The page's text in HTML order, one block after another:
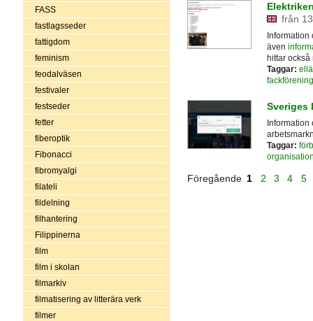
FASS
fastlagsseder
fattigdom
feminism
feodalväsen
festivaler
festseder
fetter
fiberoptik
Fibonacci
fibromyalgi
filateli
fildelning
filhantering
Filippinerna
film
film i skolan
filmarkiv
filmatisering av litterära verk
filmer
från
även
hittar
Taggar:
Sveriges
Information
Taggar:
Föregående 1 2 3 4 5